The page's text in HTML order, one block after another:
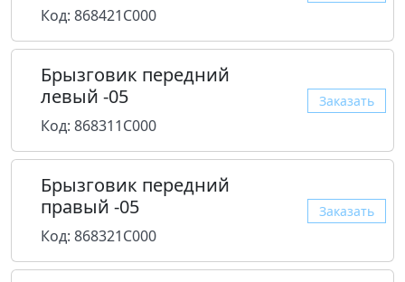
Код: 868421C000
Брызговик передний
левый -05
Код: 868311C000
Заказать
Брызговик передний
правый -05
Код: 868321C000
Заказать